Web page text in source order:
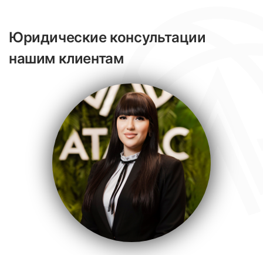
Юридические консультации
нашим клиентам